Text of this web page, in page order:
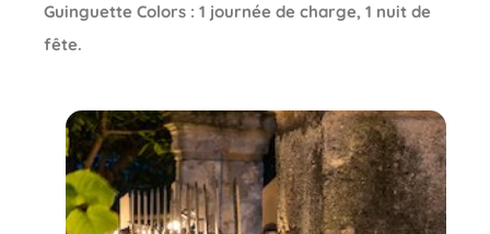
Guinguette Colors : 1 journée de charge, 1 nuit de
fête.